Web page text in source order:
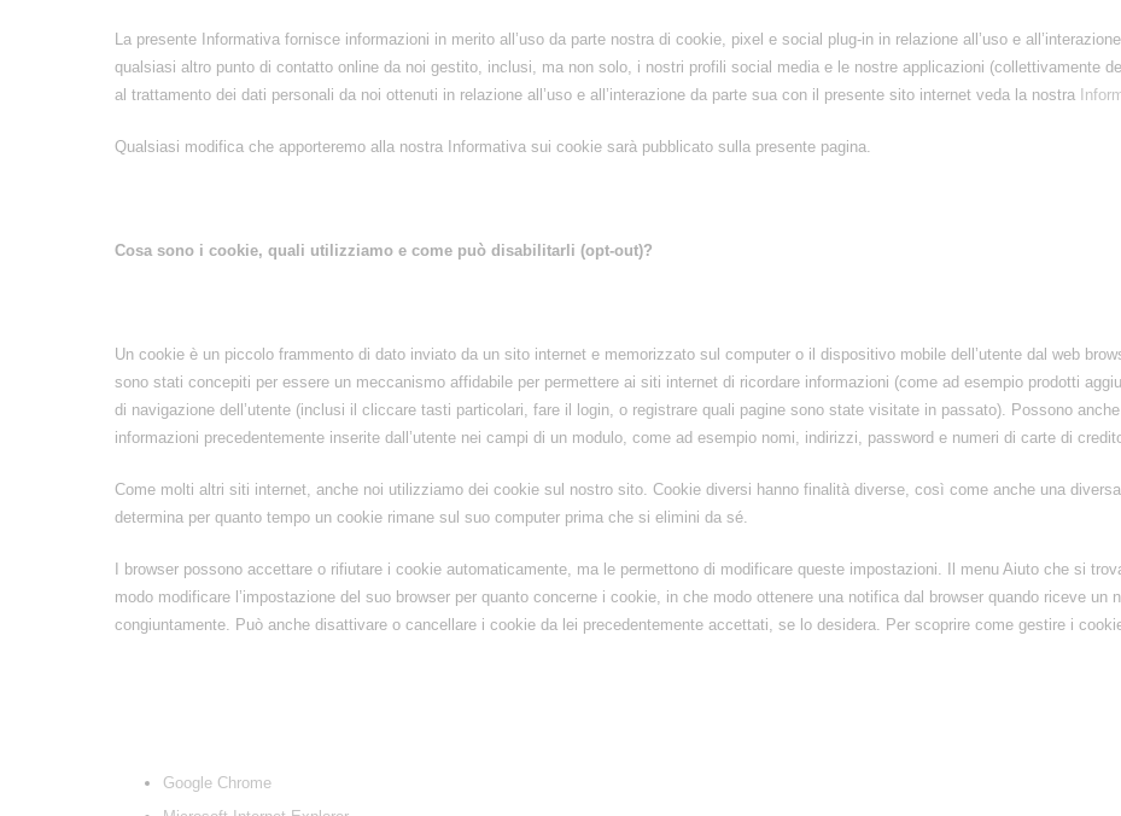
La presente Informativa fornisce informazioni in merito all’uso da parte nostra di cookie, pixel e social plug-in in relazione all’uso e
qualsiasi altro punto di contatto online da noi gestito, inclusi, ma non solo, i nostri profili social media e le nostre applicazioni (collettivamente
al trattamento dei dati personali da noi ottenuti in relazione all’uso e all’interazione da parte sua con il presente sito internet veda la nostra
Qualsiasi modifica che apporteremo alla nostra Informativa sui cookie sarà pubblicato sulla presente pagina.
Cosa sono i cookie, quali utilizziamo e come può disabilitarli (opt-out)?
Un cookie è un piccolo frammento di dato inviato da un sito internet e memorizzato sul computer o il dispositivo mobile dell’utente dal web
sono stati concepiti per essere un meccanismo affidabile per permettere ai siti internet di ricordare informazioni (come ad esempio prodotti
di navigazione dell’utente (inclusi il cliccare tasti particolari, fare il login, o registrare quali pagine sono state visitate in passato). Possono
informazioni precedentemente inserite dall’utente nei campi di un modulo, come ad esempio nomi, indirizzi, password e numeri di carte di
Come molti altri siti internet, anche noi utilizziamo dei cookie sul nostro sito. Cookie diversi hanno finalità diverse, così come anche una
determina per quanto tempo un cookie rimane sul suo computer prima che si elimini da sé.
I browser possono accettare o rifiutare i cookie automaticamente, ma le permettono di modificare queste impostazioni. Il menu Aiuto che si
modo modificare l’impostazione del suo browser per quanto concerne i cookie, in che modo ottenere una notifica dal browser quando riceve
congiuntamente. Può anche disattivare o cancellare i cookie da lei precedentemente accettati, se lo desidera. Per scoprire come gestire i
Google Chrome